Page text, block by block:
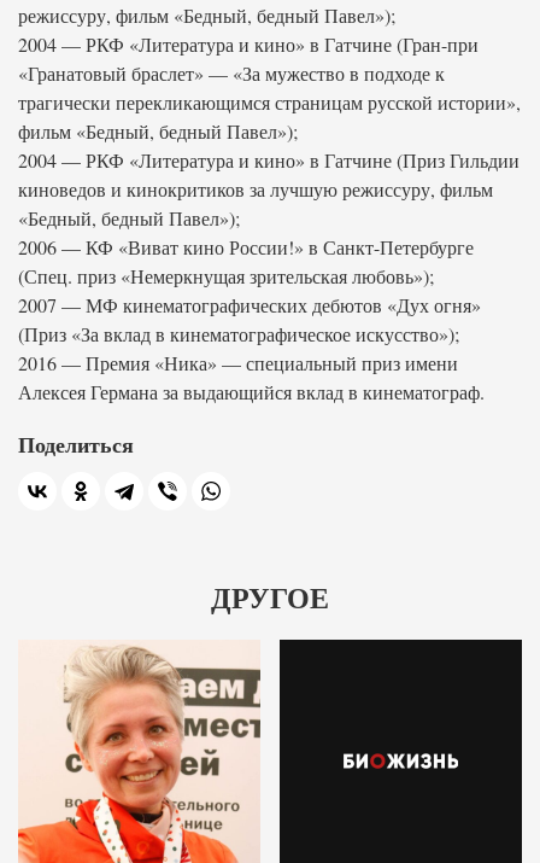
режиссуру, фильм «Бедный, бедный Павел»);
2004 — РКФ «Литература и кино» в Гатчине (Гран-при
«Гранатовый браслет» — «За мужество в подходе к
трагически перекликающимся страницам русской истории»,
фильм «Бедный, бедный Павел»);
2004 — РКФ «Литература и кино» в Гатчине (Приз Гильдии
киноведов и кинокритиков за лучшую режиссуру, фильм
«Бедный, бедный Павел»);
2006 — КФ «Виват кино России!» в Санкт-Петербурге
(Спец. приз «Немеркнущая зрительская любовь»);
2007 — МФ кинематографических дебютов «Дух огня»
(Приз «За вклад в кинематографическое искусство»);
2016 — Премия «Ника» — специальный приз имени
Алексея Германа за выдающийся вклад в кинематограф.
Поделиться
ДРУГОЕ